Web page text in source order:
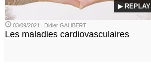
▶ REPLAY
03/09/2021 | Didier GALIBERT
Les maladies cardiovasculaires